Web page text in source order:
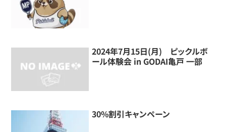
2024年7月15日(月) ピックルボ
ール体験会 in GODAI亀戸 一部
30%割引キャンペーン